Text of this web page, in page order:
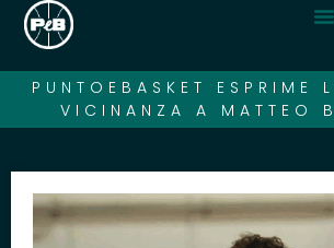
PUNTOEBASKET ESPRIME
VICINANZA A MATTEO